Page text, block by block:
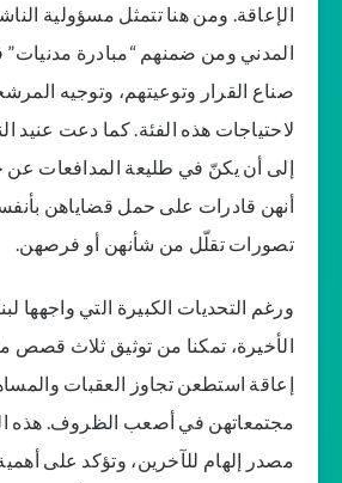
الإعاقة. ومن هنا تتمثل مسؤولية
المدني ومن ضمنهم “مبادرة
صناع القرار وتوعيتهم، وتوجيه
لاحتياجات هذه الفئة. كما دعت عنيد
إلى أن يكنّ في طليعة المدافعات
أنهن قادرات على حمل قضاياهن
تصورات تقلّل من شأنهن أو فرصهن.
ورغم التحديات الكبيرة التي واجهها
الأخيرة، تمكنا من توثيق ثلاث قصص
إعاقة استطعن تجاوز العقبات
مجتمعاتهن في أصعب الظروف. هذه
مصدر إلهام للآخرين، وتؤكد على